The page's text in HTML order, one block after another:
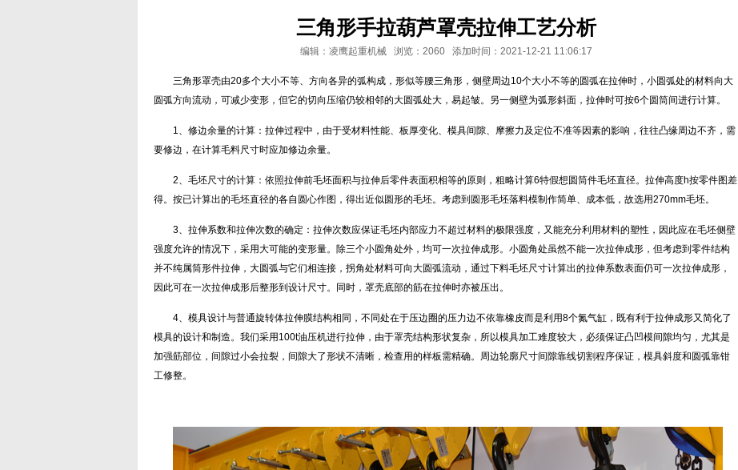
三角形手拉葫芦罩壳拉伸工艺分析
编辑：凌鹰起重机械 浏览：2060 添加时间：2021-12-21 11:06:17
三角形罩壳由20多个大小不等、方向各异的弧构成，形似等腰三角形，侧壁周边10个大小不等的圆弧在拉伸时，小圆弧处的材料向大
圆弧方向流动，可减少变形，但它的切向压缩仍较相邻的大圆弧处大，易起皱。另一侧壁为弧形斜面，拉伸时可按6个圆筒间进行计算。
1、修边余量的计算：拉伸过程中，由于受材料性能、板厚变化、模具间隙、摩擦力及定位不准等因素的影响，往往凸缘周边不齐，需
要修边，在计算毛料尺寸时应加修边余量。
2、毛坯尺寸的计算：依照拉伸前毛坯面积与拉伸后零件表面积相等的原则，粗略计算6特假想圆筒件毛坯直径。拉伸高度h按零件图差
得。按已计算出的毛坯直径的各自圆心作图，得出近似圆形的毛坯。考虑到圆形毛坯落料模制作简单、成本低，故选用270mm毛坯。
3、拉伸系数和拉伸次数的确定：拉伸次数应保证毛坯内部应力不超过材料的极限强度，又能充分利用材料的塑性，因此应在毛坯侧壁
强度允许的情况下，采用大可能的变形量。除三个小圆角处外，均可一次拉伸成形。小圆角处虽然不能一次拉伸成形，但考虑到零件结构
并不纯属筒形件拉伸，大圆弧与它们相连接，拐角处材料可向大圆弧流动，通过下料毛坯尺寸计算出的拉伸系数表面仍可一次拉伸成形，
因此可在一次拉伸成形后整形到设计尺寸。同时，罩壳底部的筋在拉伸时亦被压出。
4、模具设计与普通旋转体拉伸膜结构相同，不同处在于压边圈的压力边不依靠橡皮而是利用8个氮气缸，既有利于拉伸成形又简化了
模具的设计和制造。我们采用100t油压机进行拉伸，由于罩壳结构形状复杂，所以模具加工难度较大，必须保证凸凹模间隙均匀，尤其是
加强筋部位，间隙过小会拉裂，间隙大了形状不清晰，检查用的样板需精确。周边轮廓尺寸间隙靠线切割程序保证，模具斜度和圆弧靠钳
工修整。